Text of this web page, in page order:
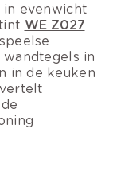
in evenwicht
WE Z027
in
in de keuken